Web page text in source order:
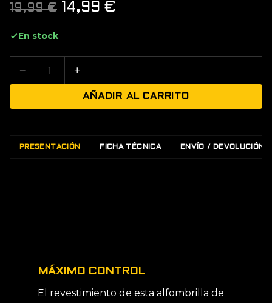
19,99€
El
original
era:
19,99 €.
14,99 €
actual
14,99 €.
En stock
− +
AÑADIR AL CARRITO
PRESENTACIÓN FICHA TÉCNICA ENVÍO / DEVOLUCIÓN
MÁXIMO CONTROL
El revestimiento de esta alfombrilla de